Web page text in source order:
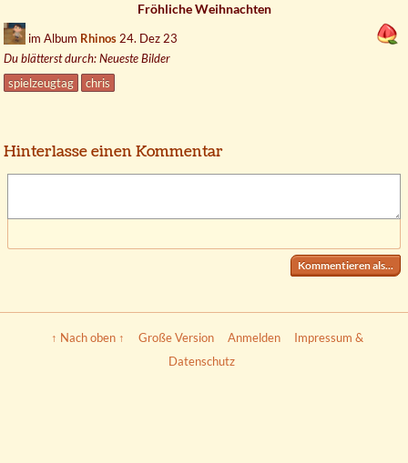
Fröhliche Weihnachten
im Album Rhinos 24. Dez 23
Du blätterst durch: Neueste Bilder
spielzeugtag
chris
Hinterlasse einen Kommentar
Kommentieren als...
↑ Nach oben ↑ Große Version Anmelden
Impressum &
Datenschutz